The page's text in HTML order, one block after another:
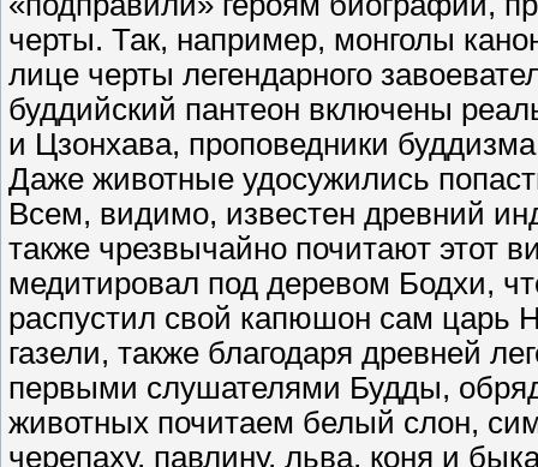
черты. Так, например, монголы
лице черты легендарного
буддийский пантеон включены
и Цзонхава, проповедники
Даже животные удосужились
Всем, видимо, известен древний
также чрезвычайно почитают этот
медитировал под деревом Бодхи,
распустил свой капюшон сам царь
газели, также благодаря древней
первыми слушателями Будды,
животных почитаем белый слон,
черепаху, павлину, льва, коня и